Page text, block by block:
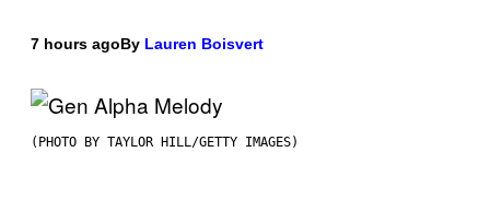
7 hours agoBy Lauren Boisvert
(PHOTO BY TAYLOR HILL/GETTY IMAGES)